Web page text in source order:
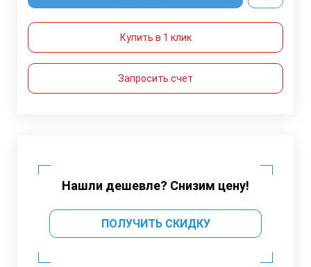
Купить в 1 клик
Запросить счет
Нашли дешевле? Снизим цену!
ПОЛУЧИТЬ СКИДКУ